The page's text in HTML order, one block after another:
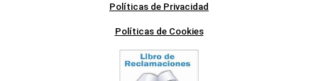
Políticas de Privacidad
Políticas de Cookies